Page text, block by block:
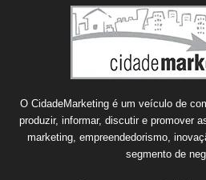
O CidadeMarketing é um veículo de
produzir, informar, discutir e promover
marketing, empreendedorismo,
segmento de